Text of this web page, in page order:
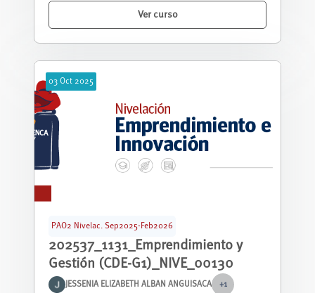
Ver curso
03 Oct 2025
PAO2 Nivelac. Sep2025-Feb2026
202537_1131_Emprendimiento y
Gestión (CDE-G1)_NIVE_00130
JESSENIA ELIZABETH ALBAN ANGUISACA +1